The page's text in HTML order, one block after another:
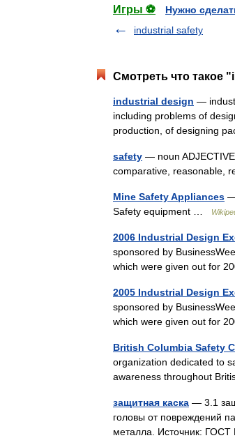
Игры ⚽
Нужно
industrial safety
Смотреть что такое
industrial design —
including problems of
production, of designing
safety — noun
comparative, reasonable,
Mine Safety Appliances —
Safety equipment …
2006 Industrial Design
sponsored by
which were given out for
2005 Industrial Design
sponsored by
which were given out for
British Columbia Safety
organization dedicated to
awareness throughout
защитная каска — 3.1
головы от повреждений
металла. Источник: